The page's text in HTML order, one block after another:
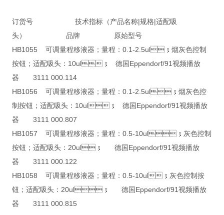
订货号 技术指标（产品名称|规格|适配吸
头） 品牌 原始型号
HB1055 可调量程移液器；量程：0.1-2.5ul；烟灰色控制
按钮；适配吸头：10ul； 德国Eppendorf/91视频播放
器 3111 000.114
HB1056 可调量程移液器；量程：0.1-2.5ul；烟灰色控
制按钮；适配吸头：10ul； 德国Eppendorf/91视频播放
器 3111 000.807
HB1057 可调量程移液器；量程：0.5-10ul；灰色控制
按钮；适配吸头：20ul； 德国Eppendorf/91视频播放
器 3111 000.122
HB1058 可调量程移液器；量程：0.5-10ul；灰色控制按
钮；适配吸头：20ul； 德国Eppendorf/91视频播放
器 3111 000.815